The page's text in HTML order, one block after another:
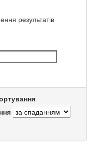
результатів